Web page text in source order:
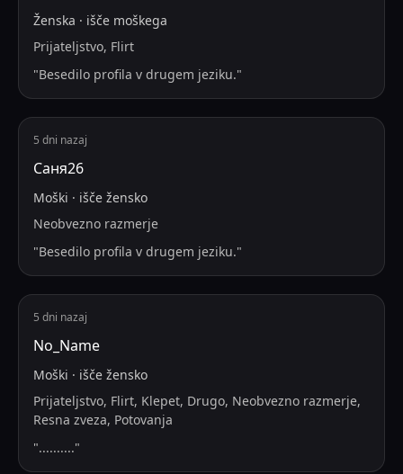
Ženska · išče moškega
Prijateljstvo, Flirt
"Besedilo profila v drugem jeziku."
5 dni nazaj
Саня26
Moški · išče žensko
Neobvezno razmerje
"Besedilo profila v drugem jeziku."
5 dni nazaj
No_Name
Moški · išče žensko
Prijateljstvo, Flirt, Klepet, Drugo, Neobvezno razmerje,
Resna zveza, Potovanja
".........."